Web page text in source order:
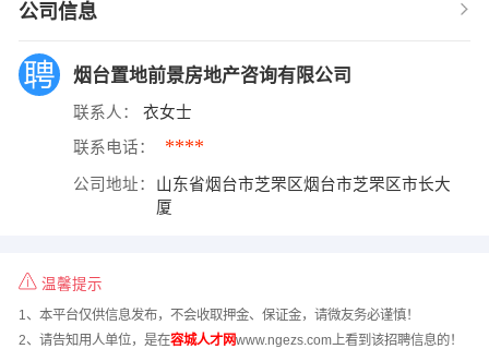
公司信息
烟台置地前景房地产咨询有限公司
联系人： 衣女士
联系电话： ****
公司地址：
山东省烟台市芝罘区烟台市芝罘区市长大
厦
温馨提示
1、本平台仅供信息发布，不会收取押金、保证金，请微友务必谨慎！
2、请告知用人单位，是在容城人才网www.ngezs.com上看到该招聘信息的！